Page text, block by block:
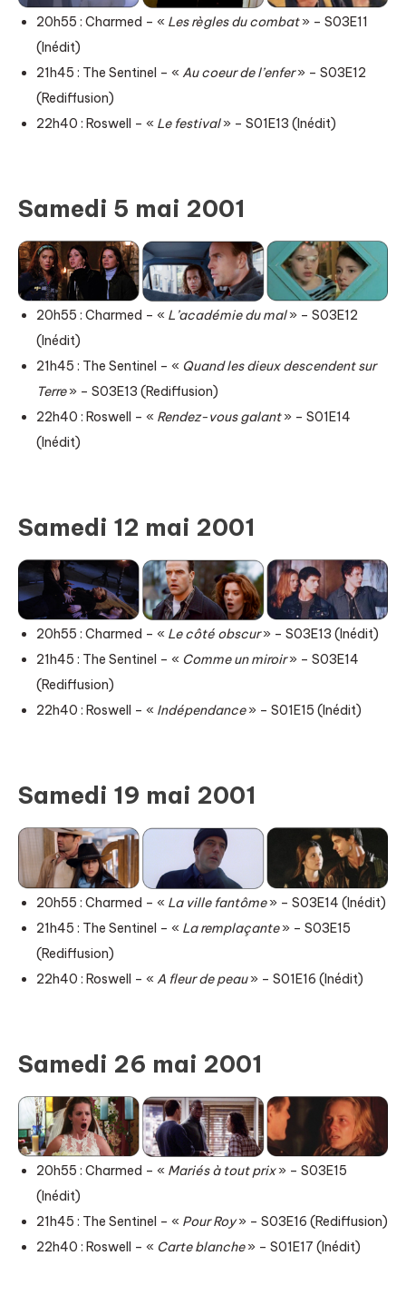
20h55 : Charmed – « Les règles du combat» – S03E11
(Inédit)
21h45 : The Sentinel – « Au coeur de l’enfer» – S03E12
(Rediffusion)
22h40 : Roswell – « Le festival» – S01E13 (Inédit)
Samedi 5 mai 2001
20h55 : Charmed – « L’académie du mal» – S03E12
(Inédit)
21h45 : The Sentinel – « Quand les dieux descendent sur
Terre» – S03E13 (Rediffusion)
22h40 : Roswell – « Rendez-vous galant» – S01E14
(Inédit)
Samedi 12 mai 2001
20h55 : Charmed – « Le côté obscur» – S03E13 (Inédit)
21h45 : The Sentinel – « Comme un miroir» – S03E14
(Rediffusion)
22h40 : Roswell – « Indépendance» – S01E15 (Inédit)
Samedi 19 mai 2001
20h55 : Charmed – « La ville fantôme» – S03E14 (Inédit)
21h45 : The Sentinel – « La remplaçante» – S03E15
(Rediffusion)
22h40 : Roswell – « A fleur de peau» – S01E16 (Inédit)
Samedi 26 mai 2001
20h55 : Charmed – « Mariés à tout prix» – S03E15
(Inédit)
21h45 : The Sentinel – « Pour Roy» – S03E16 (Rediffusion)
22h40 : Roswell – « Carte blanche» – S01E17 (Inédit)